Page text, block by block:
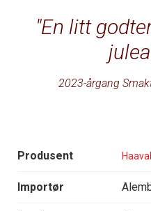
En litt
2023-årgang
Produsent
Importør